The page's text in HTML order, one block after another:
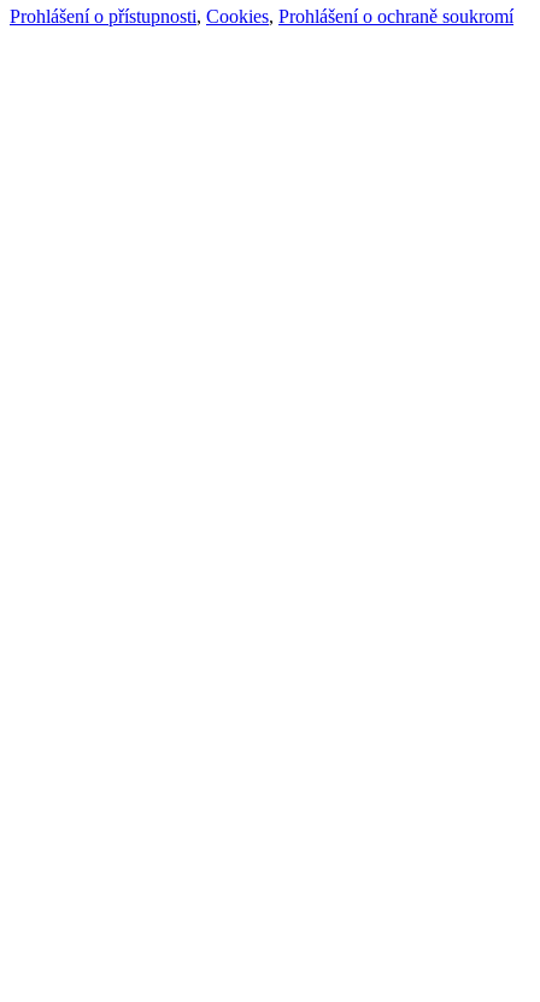
Prohlášení o přístupnosti, Cookies, Prohlášení o ochraně soukromí